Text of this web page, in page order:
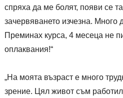
спряха да ме болят, появи се
зачервяването изчезна. Много
Преминах курса, 4 месеца не
оплаквания!“
„На моята възраст е много
зрение. Цял живот съм